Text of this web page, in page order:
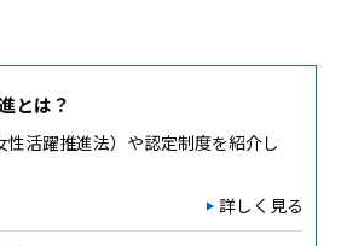
とは？
性活躍推進法）や認定制度を紹介し
詳しく見る